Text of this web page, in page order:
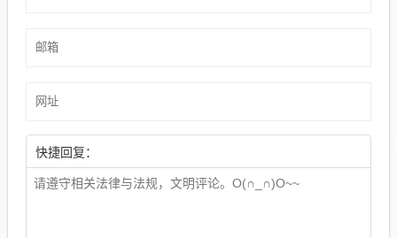
快捷回复：